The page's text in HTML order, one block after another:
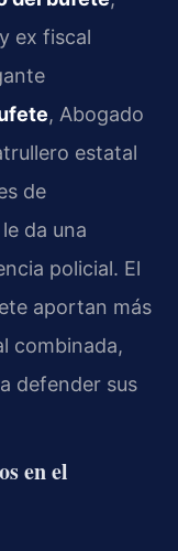
ex fiscal
, Abogado
estatal
de
da una
policial. El
aportan más
combinada,
defender sus
en el